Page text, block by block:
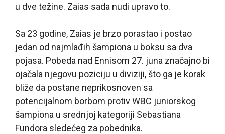
u dve težine. Zaias sada nudi upravo to.
Sa 23 godine, Zaias je brzo porastao i postao
jedan od najmlađih šampiona u boksu sa dva
pojasa. Pobeda nad Ennisom 27. juna značajno bi
ojačala njegovu poziciju u diviziji, što ga je korak
bliže da postane neprikosnoven sa
potencijalnom borbom protiv WBC juniorskog
šampiona u srednjoj kategoriji Sebastiana
Fundora sledećeg za pobednika.